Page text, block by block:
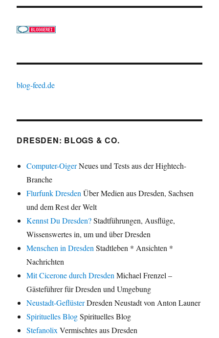
blog-feed.de
DRESDEN: BLOGS & CO.
Computer-OigerNeues und Tests aus der Hightech-
Branche
Flurfunk Dresden Über Medien aus Dresden, Sachsen
und dem Rest der Welt
Kennst Du Dresden?Stadtführungen, Ausflüge,
Wissenswertes in, um und über Dresden
Menschen in Dresden Stadtleben * Ansichten *
Nachrichten
Mit Cicerone durch Dresden Michael Frenzel –
Gästeführer für Dresden und Umgebung
Neustadt-GeflüsterDresden Neustadt von Anton Launer
Spirituelles BlogSpirituelles Blog
Stefanolix Vermischtes aus Dresden